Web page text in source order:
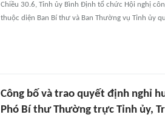
Chiều 30.6, Tỉnh ủy Bình Định tổ chức Hội nghị
thuộc diện Ban Bí thư và Ban Thường vụ Tỉnh ủy
Công bố và trao quyết định nghỉ
Phó Bí thư Thường trực Tỉnh ủy,